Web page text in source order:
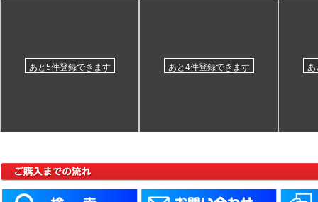
あと5件登録できます あと4件登録できます あ